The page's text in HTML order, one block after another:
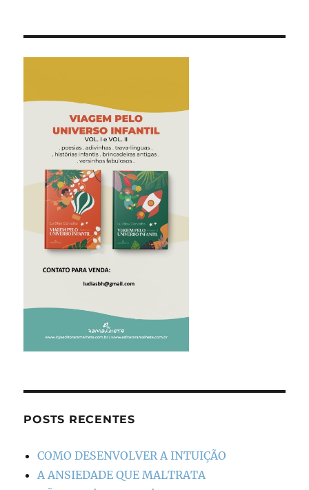
POSTS RECENTES
COMO DESENVOLVER A INTUIÇÃO
A ANSIEDADE QUE MALTRATA